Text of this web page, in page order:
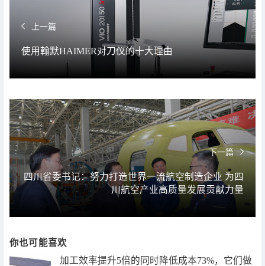
上一篇
使用翰默HAIMER对刀仪的十大理由
下一篇
四川省委书记：努力打造世界一流航空制造企业 为四
川航空产业高质量发展贡献力量
你也可能喜欢
加工效率提升5倍的同时降低成本73%，它们做